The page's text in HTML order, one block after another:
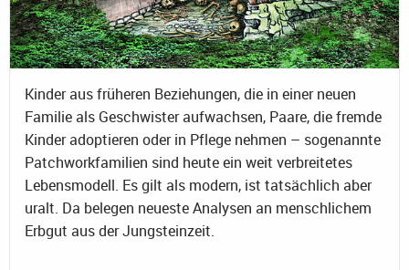
Kinder aus früheren Beziehungen, die in einer neuen
Familie als Geschwister aufwachsen, Paare, die fremde
Kinder adoptieren oder in Pflege nehmen – sogenannte
Patchworkfamilien sind heute ein weit verbreitetes
Lebensmodell. Es gilt als modern, ist tatsächlich aber
uralt. Da belegen neueste Analysen an menschlichem
Erbgut aus der Jungsteinzeit.